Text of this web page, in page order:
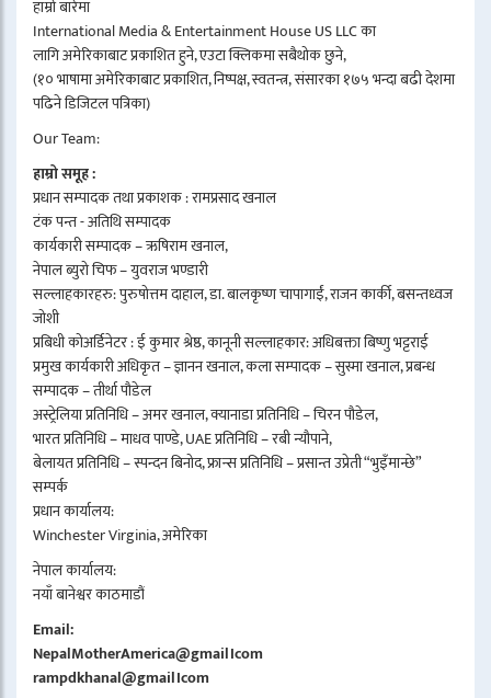
हाम्रो बारेमा
International Media & Entertainment House US LLC का
लागि अमेरिकाबाट प्रकाशित हुने, एउटा क्लिकमा सबैथोक छुने,
(१० भाषामा अमेरिकाबाट प्रकाशित, निष्पक्ष, स्वतन्त्र, संसारका १७५ भन्दा बढी देशमा
पढिने डिजिटल पत्रिका)
Our Team:
हाम्रो समूह :
प्रधान सम्पादक तथा प्रकाशक : रामप्रसाद खनाल
टंक पन्त - अतिथि सम्पादक
कार्यकारी सम्पादक – ऋषिराम खनाल,
नेपाल ब्युरो चिफ – युवराज भण्डारी
सल्लाहकारहरु: पुरुषोत्तम दाहाल, डा. बालकृष्ण चापागाईं, राजन कार्की, बसन्तध्वज
जोशी
प्रबिधी कोअर्डिनेटर : ई कुमार श्रेष्ठ, कानूनी सल्लाहकार: अधिबक्ता बिष्णु भट्टराई
प्रमुख कार्यकारी अधिकृत – ज्ञानन खनाल, कला सम्पादक – सुस्मा खनाल, प्रबन्ध
सम्पादक – तीर्था पौडेल
अस्ट्रेलिया प्रतिनिधि – अमर खनाल, क्यानाडा प्रतिनिधि – चिरन पौडेल,
भारत प्रतिनिधि – माधव पाण्डे, UAE प्रतिनिधि – रबी न्यौपाने,
बेलायत प्रतिनिधि – स्पन्दन बिनोद, फ्रान्स प्रतिनिधि – प्रसान्त उप्रेती “भुइँमान्छे”
सम्पर्क
प्रधान कार्यालय:
Winchester Virginia, अमेरिका
नेपाल कार्यालय:
नयाँ बानेश्वर काठमाडौं
Email:
NepalMotherAmerica@gmail।com
rampdkhanal@gmail।com